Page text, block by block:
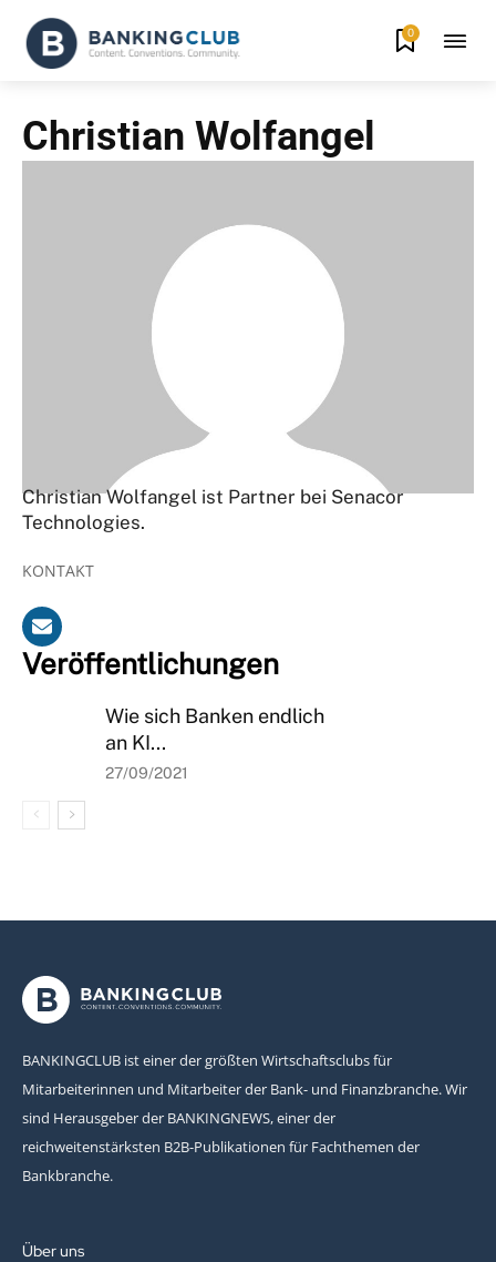
0
Christian Wolfangel
Christian Wolfangel ist Partner bei Senacor
Technologies.
KONTAKT
Veröffentlichungen
Wie sich Banken endlich
an KI...
27/09/2021
BANKINGCLUB ist einer der größten Wirtschaftsclubs für
Mitarbeiterinnen und Mitarbeiter der Bank- und Finanzbranche. Wir
sind Herausgeber der BANKINGNEWS, einer der
reichweitenstärksten B2B-Publikationen für Fachthemen der
Bankbranche.
Über uns